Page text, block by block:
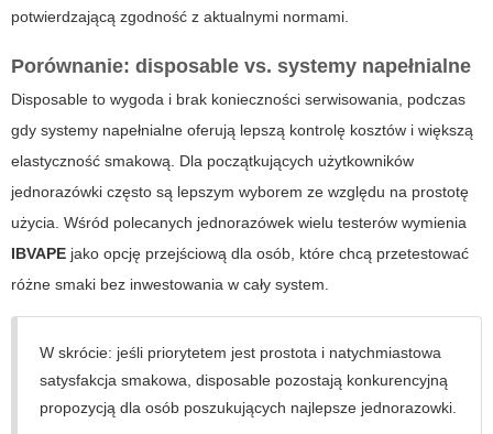
potwierdzającą zgodność z aktualnymi normami.
Porównanie: disposable vs. systemy napełnialne
Disposable to wygoda i brak konieczności serwisowania, podczas
gdy systemy napełnialne oferują lepszą kontrolę kosztów i większą
elastyczność smakową. Dla początkujących użytkowników
jednorazówki często są lepszym wyborem ze względu na prostotę
użycia. Wśród polecanych jednorazówek wielu testerów wymienia
IBVAPE jako opcję przejściową dla osób, które chcą przetestować
różne smaki bez inwestowania w cały system.
W skrócie: jeśli priorytetem jest prostota i natychmiastowa
satysfakcja smakowa, disposable pozostają konkurencyjną
propozycją dla osób poszukujących najlepsze jednorazowki.